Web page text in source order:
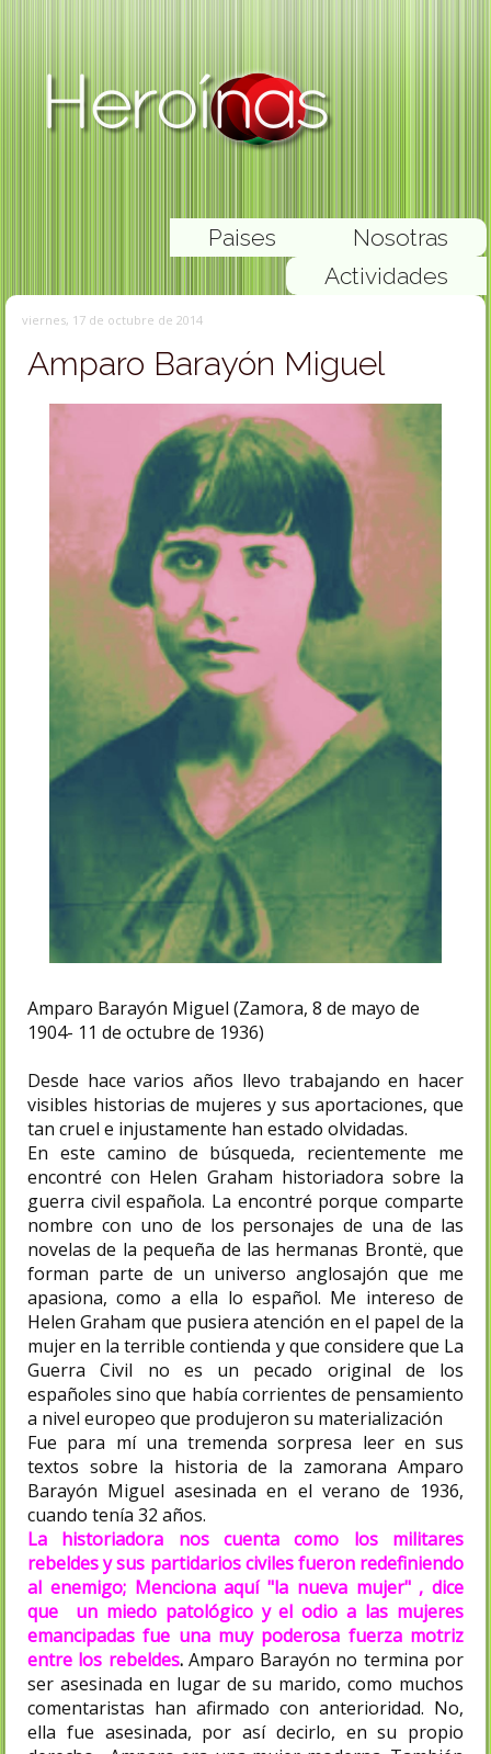
Nosotras
Paises
Actividades
viernes, 17 de octubre de 2014
Amparo Barayón Miguel
Amparo Barayón Miguel (Zamora, 8 de mayo de
1904- 11 de octubre de 1936)
Desde hace varios años llevo trabajando en hacer
visibles historias de mujeres y sus aportaciones, que
tan cruel e injustamente han estado olvidadas.
En este camino de búsqueda, recientemente me
encontré con Helen Graham historiadora sobre la
guerra civil española. La encontré porque comparte
nombre con uno de los personajes de una de las
novelas de la pequeña de las hermanas Brontë, que
forman parte de un universo anglosajón que me
apasiona, como a ella lo español. Me intereso de
Helen Graham que pusiera atención en el papel de la
mujer en la terrible contienda y que considere que La
Guerra Civil no es un pecado original de los
españoles sino que había corrientes de pensamiento
a nivel europeo que produjeron su materialización
Fue para mí una tremenda sorpresa leer en sus
textos sobre la historia de la zamorana Amparo
Barayón Miguel asesinada en el verano de 1936,
cuando tenía 32 años.
La historiadora nos cuenta como los militares
rebeldes y sus partidarios civiles fueron redefiniendo
al enemigo; Menciona aquí "la nueva mujer" , dice
que un miedo patológico y el odio a las mujeres
emancipadas fue una muy poderosa fuerza motriz
entre los rebeldes.Amparo Barayón no termina por
ser asesinada en lugar de su marido, como muchos
comentaristas han afirmado con anterioridad. No,
ella fue asesinada, por así decirlo, en su propio